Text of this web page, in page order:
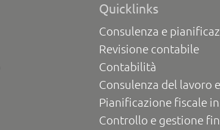
Quicklinks
Consulenza e
Revisione contabile
Contabilità
Consulenza del lavoro
Pianificazione fiscale
Controllo e gestione